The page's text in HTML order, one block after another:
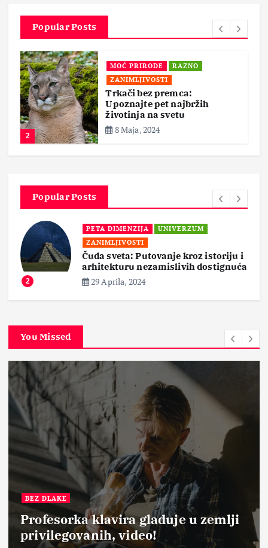
Popular Posts
2
MOĆ PRIRODE
RAZNO
ZANIMLJIVOSTI
Trkači bez premca:
Upoznajte pet najbržih
životinja na svetu
8 Maja, 2024
Popular Posts
2
PETA DIMENZIJA
UNIVERZUM
ZANIMLJIVOSTI
Čuda sveta: Putovanje kroz istoriju i
arhitekturu nezamislivih dostignuća
29 Aprila, 2024
You Missed
BEZ DLAKE
Profesorka klavira gladuje u zemlji
privilegovanih, video!